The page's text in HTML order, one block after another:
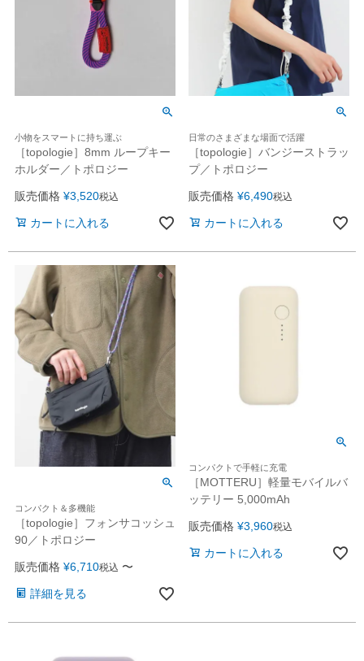
小物をスマートに持ち運ぶ
［topologie］8mm ループキー
ホルダー／トポロジー
販売価格 ¥3,520税込
カートに入れる
日常のさまざまな場面で活躍
［topologie］バンジーストラッ
プ／トポロジー
販売価格 ¥6,490税込
カートに入れる
コンパクト＆多機能
［topologie］フォンサコッシュ
90／トポロジー
販売価格 ¥6,710税込 〜
詳細を見る
コンパクトで手軽に充電
［MOTTERU］軽量モバイルバ
ッテリー 5,000mAh
販売価格 ¥3,960税込
カートに入れる